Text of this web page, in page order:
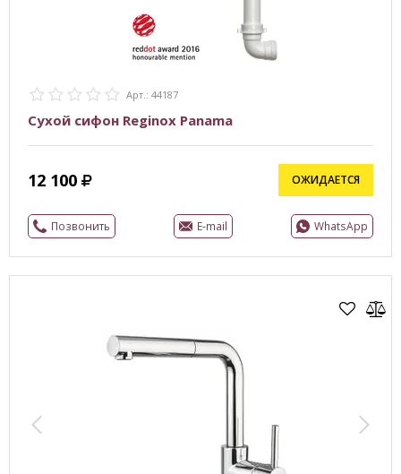
Арт.: 44187
Сухой сифон Reginox Panama
12 100 ОЖИДАЕТСЯ
Позвонить E-mail WhatsApp